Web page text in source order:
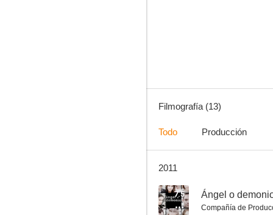
--
Filmografía (13)
Todo Producción
2011
7.5 Ángel o
Compañía de